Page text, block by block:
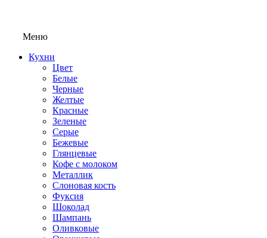
Меню
Кухни
Цвет
Белые
Черные
Желтые
Красные
Зеленые
Серые
Бежевые
Глянцевые
Кофе с молоком
Металлик
Слоновая кость
Фуксия
Шоколад
Шампань
Оливковые